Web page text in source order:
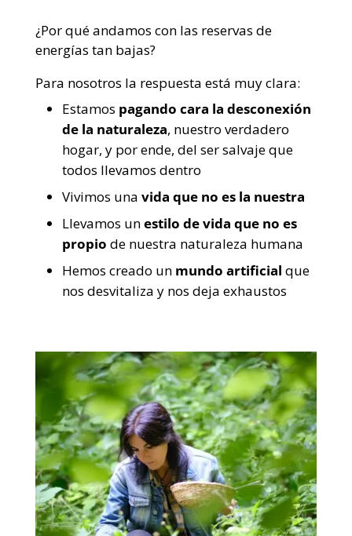
¿Por qué andamos con las reservas de
energías tan bajas?
Para nosotros la respuesta está muy clara:
Estamos pagando cara la desconexión
de la naturaleza, nuestro verdadero
hogar, y por ende, del ser salvaje que
todos llevamos dentro
Vivimos una vida que no es la nuestra
Llevamos unestilo de vida que no es
propio de nuestra naturaleza humana
Hemos creado un mundo artificial que
nos desvitaliza y nos deja exhaustos